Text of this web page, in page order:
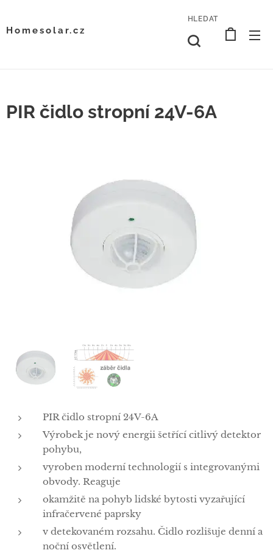
Homesolar.cz
HLEDAT
PIR čidlo stropní 24V-6A
PIR čidlo stropní 24V-6A
Výrobek je nový energii šetřící citlivý detektor
pohybu,
vyroben moderní technologií s integrovanými
obvody. Reaguje
okamžitě na pohyb lidské bytosti vyzařující
infračervené paprsky
v detekovaném rozsahu. Čidlo rozlišuje denní a
noční osvětlení.